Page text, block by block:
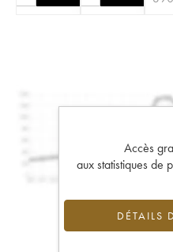
Accès
aux statistiques de
DÉTAILS